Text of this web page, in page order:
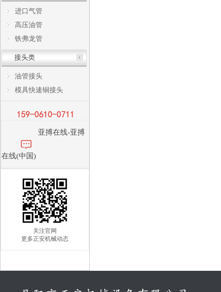
进口气管
高压油管
铁弗龙管
接头类
油管接头
模具快速铜接头
亚搏在线-亚搏
在线(中国)
关注官网
更多正安机械动态